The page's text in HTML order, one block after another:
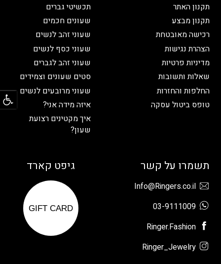
תקנון האתר
תקנון מבצע
רכישה מאובטחת
הצהרת נגישות
מדיניות פרטיות
שאלות ותשובות
החלפות והחזרות
טופס ביטול עסקה
תכשיטי גברים
שעונים חכמים
שעוני זהב לנשים
שעוני כסף לנשים
שעוני זהב לגברים
סטים שעונים וצמידים
שעוני מרובעים לנשים
איזה מידה אני?
איך מקטינים רצועת
שעון?
תשמרו על קשר
Info@Ringers.co.il
03-9111009
Ringer.Fashion
Ringer_Jewelry
גיפט קארד
GIFT CARD